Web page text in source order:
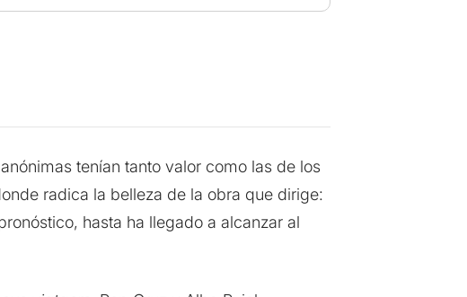
tenían tanto valor como las de los
radica la belleza de la obra que dirige:
hasta ha llegado a alcanzar al